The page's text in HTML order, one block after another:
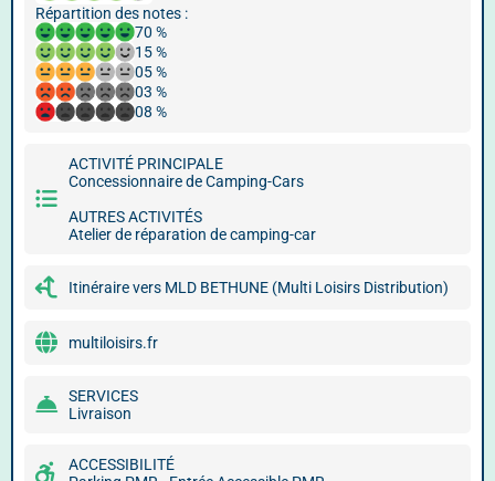
Répartition des notes :
70 %
15 %
05 %
03 %
08 %
ACTIVITÉ PRINCIPALE
Concessionnaire de Camping-Cars
AUTRES ACTIVITÉS
Atelier de réparation de camping-car
Itinéraire vers MLD BETHUNE (Multi Loisirs Distribution)
multiloisirs.fr
SERVICES
Livraison
ACCESSIBILITÉ